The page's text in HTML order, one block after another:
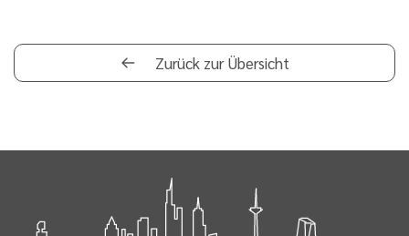
Zurück zur Übersicht